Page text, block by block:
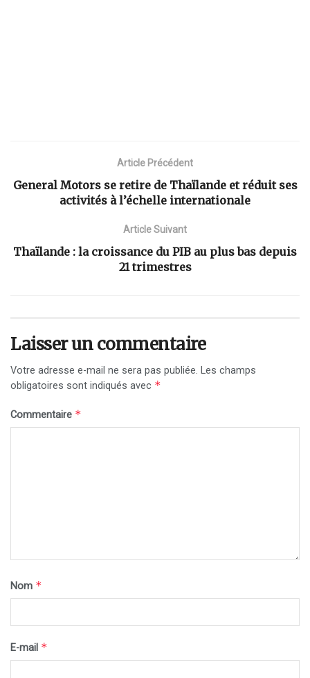
Article Précédent
General Motors se retire de Thaïlande et réduit ses
activités à l’échelle internationale
Article Suivant
Thaïlande : la croissance du PIB au plus bas depuis
21 trimestres
Laisser un commentaire
Votre adresse e-mail ne sera pas publiée. Les champs
obligatoires sont indiqués avec *
Commentaire *
Nom *
E-mail *